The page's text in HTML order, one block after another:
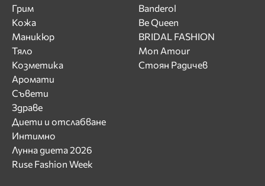
Грим
Кожа
Маникюр
Тяло
Козметика
Аромати
Съвети
Здраве
Диети и отслабване
Интимно
Лунна диета 2026
Ruse Fashion Week
Banderol
Be Queen
BRIDAL FASHION
Mon Amour
Стоян Радичев